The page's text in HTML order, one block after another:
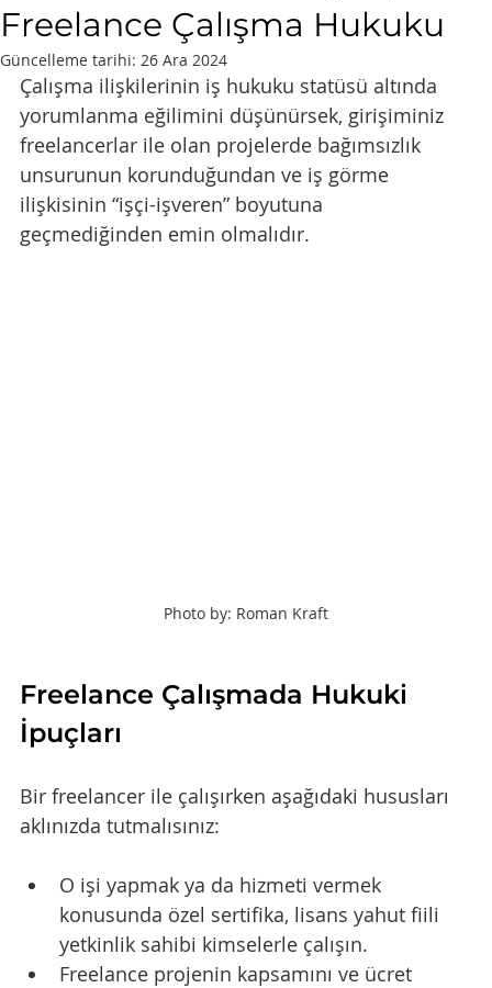
Freelance Çalışma Hukuku
Güncelleme tarihi: 26 Ara 2024
Çalışma ilişkilerinin iş hukuku statüsü altında
yorumlanma eğilimini düşünürsek, girişiminiz
freelancerlar ile olan projelerde bağımsızlık
unsurunun korunduğundan ve iş görme
ilişkisinin “işçi-işveren” boyutuna
geçmediğinden emin olmalıdır.
Photo by: Roman Kraft
Freelance Çalışmada Hukuki
İpuçları
Bir freelancer ile çalışırken aşağıdaki hususları
aklınızda tutmalısınız:
O işi yapmak ya da hizmeti vermek
konusunda özel sertifika, lisans yahut fiili
yetkinlik sahibi kimselerle çalışın.
Freelance projenin kapsamını ve ücret